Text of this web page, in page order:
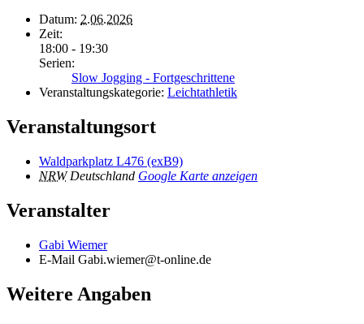
Datum: 2.06.2026
Zeit:
18:00 - 19:30
Serien:
Slow Jogging - Fortgeschrittene
Veranstaltungskategorie: Leichtathletik
Veranstaltungsort
Waldparkplatz L476 (exB9)
NRW Deutschland Google Karte anzeigen
Veranstalter
Gabi Wiemer
E-Mail Gabi.wiemer@t-online.de
Weitere Angaben